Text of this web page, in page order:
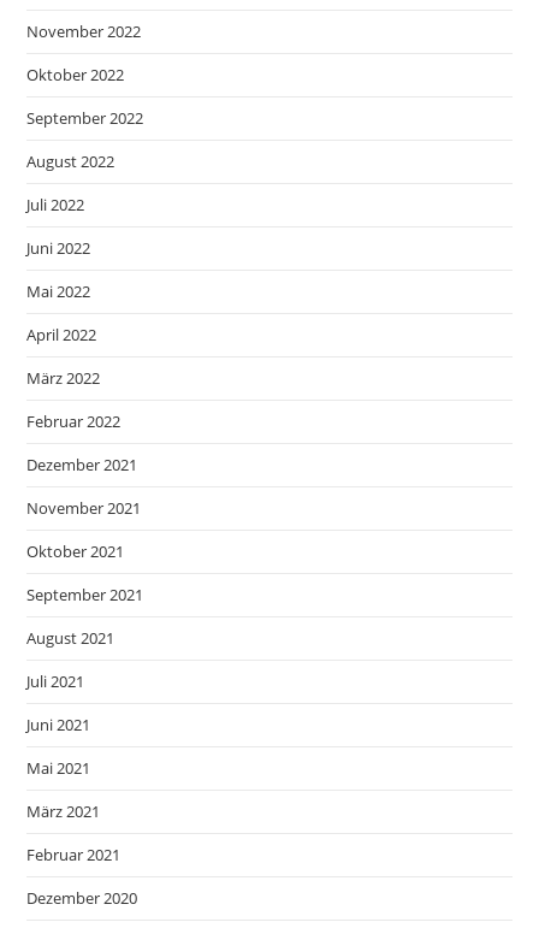
November 2022
Oktober 2022
September 2022
August 2022
Juli 2022
Juni 2022
Mai 2022
April 2022
März 2022
Februar 2022
Dezember 2021
November 2021
Oktober 2021
September 2021
August 2021
Juli 2021
Juni 2021
Mai 2021
März 2021
Februar 2021
Dezember 2020